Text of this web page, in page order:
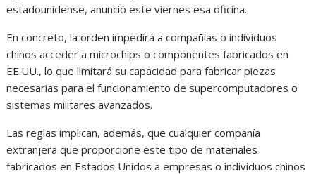
estadounidense, anunció este viernes esa oficina.
En concreto, la orden impedirá a compañías o individuos
chinos acceder a microchips o componentes fabricados en
EE.UU., lo que limitará su capacidad para fabricar piezas
necesarias para el funcionamiento de supercomputadores o
sistemas militares avanzados.
Las reglas implican, además, que cualquier compañía
extranjera que proporcione este tipo de materiales
fabricados en Estados Unidos a empresas o individuos chinos